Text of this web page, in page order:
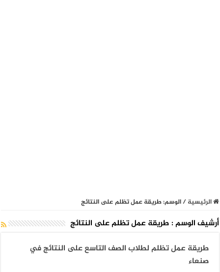
الرئيسية/الوسم:طريقة عمل تظلم على النتائج
أرشيف الوسم : طريقة عمل تظلم على النتائج
طريقة عمل تظلم لطلاب الصف التاسع على النتائج في
صنعاء